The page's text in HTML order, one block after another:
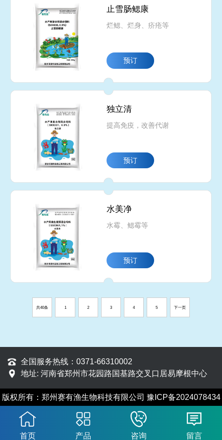
止雪肠鳃康
烂鳃、烂身、疥疮等
预订
独立清
提高免疫，改善代谢
预订
水美净
水霉、鳃霉等
预订
共40条 1 2 3 4 5 下一页
全国服务热线：0371-66310002
地址: 河南省郑州市花园路国基路交叉口居易摩根中心
版权所有：郑州赛有渔生物科技有限公司 豫ICP备2024078434
首页 产品 咨询 留言